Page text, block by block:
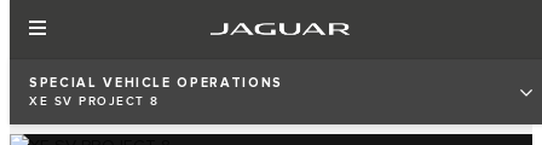
SPECIAL VEHICLE OPERATIONS
XE SV PROJECT 8